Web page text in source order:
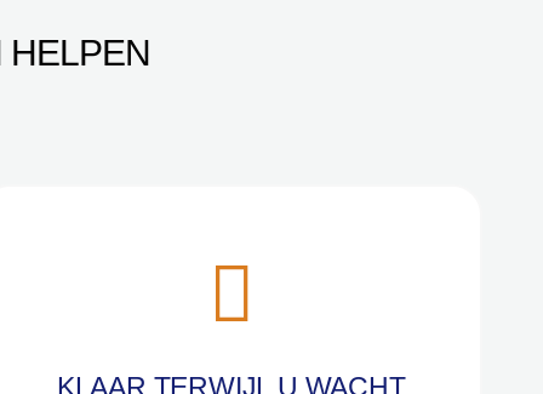
KLAAR TERWIJL U WACHT